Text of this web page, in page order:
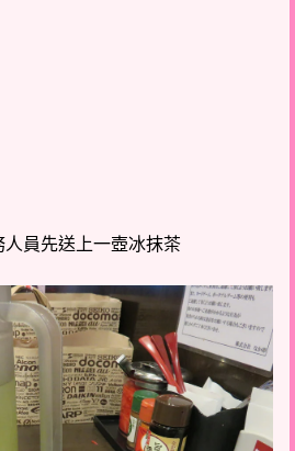
人員先送上一壺冰抹茶